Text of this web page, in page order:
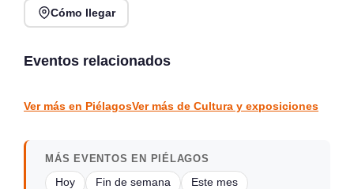
Cómo llegar
Eventos relacionados
Exposición Recuerdos
Valdecilla
Solares
Ver más en PiélagosVer más de Cultura y exposiciones
MÁS EVENTOS EN PIÉLAGOS
Hoy Fin de semana Este mes